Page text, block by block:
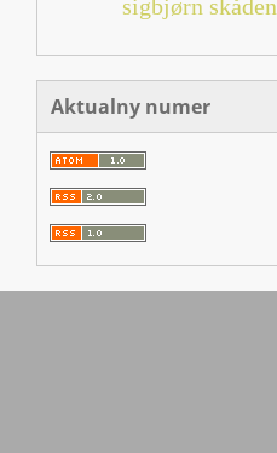
sigbjørn skåden
Aktualny numer